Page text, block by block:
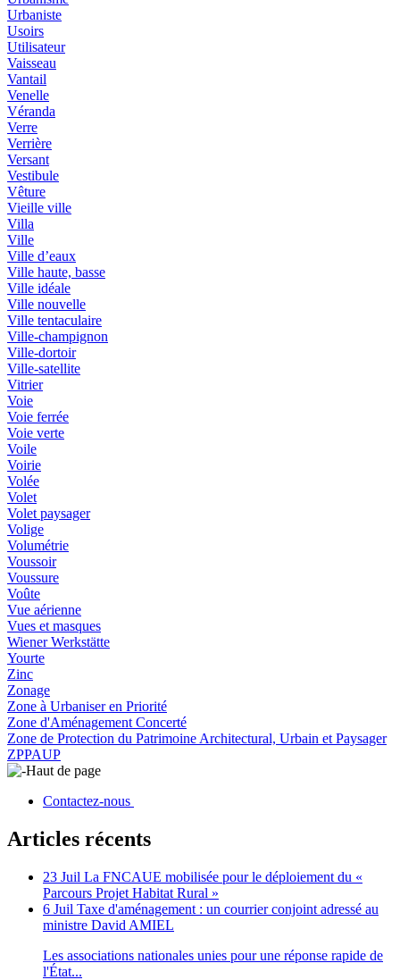
Urbaniste
Usoirs
Utilisateur
Vaisseau
Vantail
Venelle
Véranda
Verre
Verrière
Versant
Vestibule
Vêture
Vieille ville
Villa
Ville
Ville d’eaux
Ville haute, basse
Ville idéale
Ville nouvelle
Ville tentaculaire
Ville-champignon
Ville-dortoir
Ville-satellite
Vitrier
Voie
Voie ferrée
Voie verte
Voile
Voirie
Volée
Volet
Volet paysager
Volige
Volumétrie
Voussoir
Voussure
Voûte
Vue aérienne
Vues et masques
Wiener Werkstätte
Yourte
Zinc
Zonage
Zone à Urbaniser en Priorité
Zone d'Aménagement Concerté
Zone de Protection du Patrimoine Architectural, Urbain et Paysager
ZPPAUP
Haut de page
Contactez-nous
Articles récents
23 Juil La FNCAUE mobilisée pour le déploiement du «
Parcours Projet Habitat Rural »
6 Juil Taxe d'aménagement : un courrier conjoint adressé au
ministre David AMIEL
Les associations nationales unies pour une réponse rapide de
l'État...